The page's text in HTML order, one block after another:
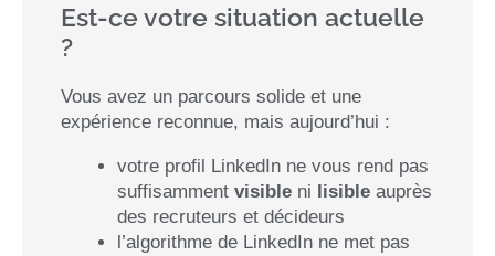
Est-ce votre situation actuelle
?
Vous avez un parcours solide et une
expérience reconnue, mais aujourd’hui :
votre profil LinkedIn ne vous rend pas
suffisamment visible ni lisible auprès
des recruteurs et décideurs
l’algorithme de LinkedIn ne met pas